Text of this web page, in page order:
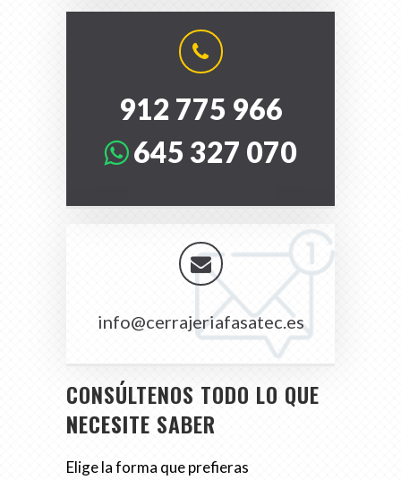
912 775 966
645 327 070
info@cerrajeriafasatec.es
CONSÚLTENOS TODO LO QUE
NECESITE SABER
Elige la forma que prefieras